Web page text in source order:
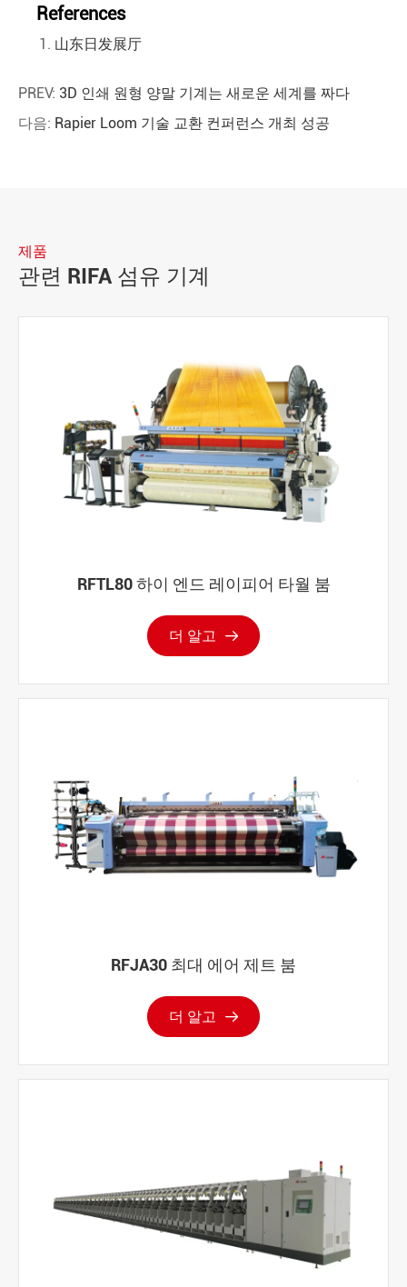
References
山东日发展厅
PREV: 3D 인쇄 원형 양말 기계는 새로운 세계를 짜다
다음: Rapier Loom 기술 교환 컨퍼런스 개최 성공
제품
관련 RIFA 섬유 기계
RFTL80 하이 엔드 레이피어 타월 붐
더 알고 
RFJA30 최대 에어 제트 붐
더 알고 